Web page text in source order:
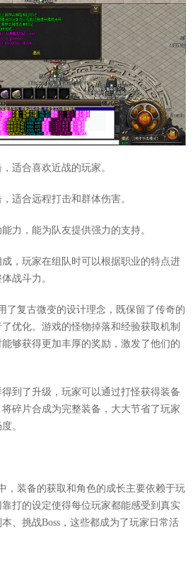
适合喜欢近战的玩家。
适合远程打击和群体伤害。
力，能为队友提供强力的支持。
，玩家在组队时可以根据职业的特点进
战斗力。
了复古微变的设计理念，既保留了传奇的
优化。游戏的怪物掉落和经验获取机制
够获得更加丰厚的奖励，激发了他们的
到了升级，玩家可以通过打怪获得装备
碎片合成为完整装备，大大节省了玩家
。
，装备的获取和角色的成长主要依赖于玩
打的设定使得每位玩家都能感受到真实
、挑战Boss，这些都成为了玩家日常活